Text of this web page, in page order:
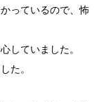
っているので、怖
していました。
た。